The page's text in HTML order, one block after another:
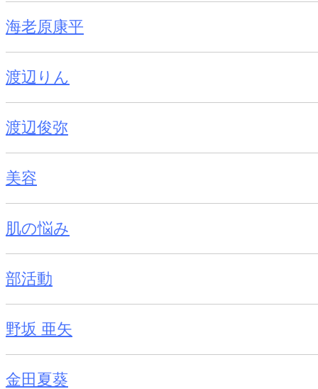
海老原康平
渡辺りん
渡辺俊弥
美容
肌の悩み
部活動
野坂 亜矢
金田夏葵